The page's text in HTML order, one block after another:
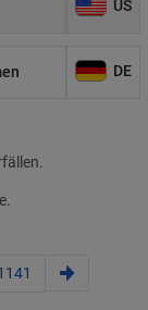
US
DE